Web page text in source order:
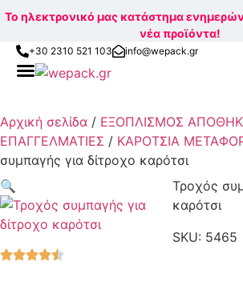
content
Το ηλεκτρονικό μας κατάστημα
νέα προϊόντα!
+30 2310 521 103 info@wepack.gr
Αρχική σελίδα / ΕΞΟΠΛΙΣΜΟΣ
ΕΠΑΓΓΕΛΜΑΤΙΕΣ / ΚΑΡΟΤΣΙΑ
συμπαγής για δίτροχο καρότσι
🔍
Τροχός
καρότσι
SKU: 5465